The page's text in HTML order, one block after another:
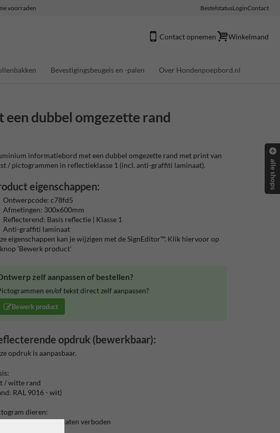
voorraden BestelstatusLoginContact
Contact opnemen Winkelmand
Bevestigingsbeugels en -palen Over Hondenpoepbord.nl
dubbel omgezette rand
informatiebord met een dubbel omgezette rand met print van
/ pictogrammen in reflectieklasse 1 (incl. anti-graffiti laminaat).
eigenschappen:
Ontwerpcode: c78fd5
Afmetingen: 300x600mm
Reflecterend: Basis reflectie | Klasse 1
Anti-graffiti laminaat
eigenschappen kan je wijzigen met de SignEditor™. Klik hiervoor op
'Bewerk product'
zelf aanpassen of bestellen?
en/of tekst direct zelf aanpassen?
Bewerk product
opdruk (bewerkbaar):
opdruk is aanpasbaar.
/ witte rand
RAL 9016 - wit)
dieren:
Honden uitlaten verboden
alle shops